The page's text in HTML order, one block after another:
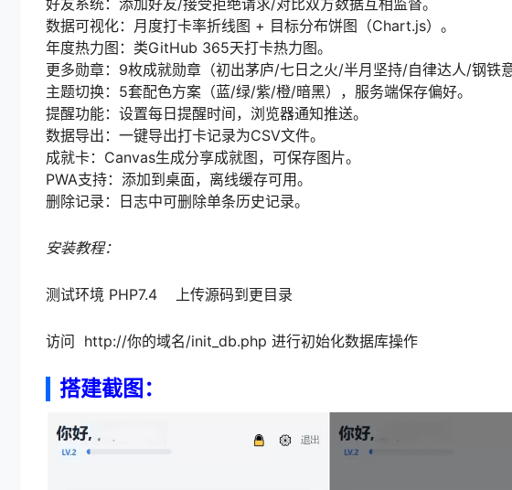
数据可视化：月度打卡率折线图 + 目标分布饼图（Chart.js）。
年度热力图：类GitHub 365天打卡热力图。
更多勋章：9枚成就勋章（初出茅庐/七日之火/半月坚持/自律达人/钢铁
主题切换：5套配色方案（蓝/绿/紫/橙/暗黑），服务端保存偏好。
提醒功能：设置每日提醒时间，浏览器通知推送。
数据导出：一键导出打卡记录为CSV文件。
成就卡：Canvas生成分享成就图，可保存图片。
PWA支持：添加到桌面，离线缓存可用。
删除记录：日志中可删除单条历史记录。
安装教程：
测试环境 PHP7.4 上传源码到更目录
访问 http://你的域名/init_db.php 进行初始化数据库操作
搭建截图：